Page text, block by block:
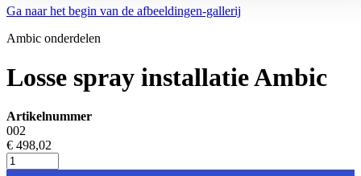
Ga naar het begin van de afbeeldingen-gallerij
Ambic onderdelen
Losse spray installatie Ambic
Artikelnummer
002
€ 498,02